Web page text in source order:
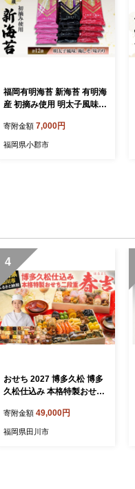
福岡有明海苔 新海苔 有明海
産 初摘み使用 明太子風味・
苔 のり
寄附金額 7,000円
福岡県小郡市
4
おせち 2027 博多久松 博多
久松仕込み 本格特製おせち
人前 おせち料理 重箱 お正
月 冷凍おせち 縁起物 祝箸
寄附金額 49,000円
福岡県田川市